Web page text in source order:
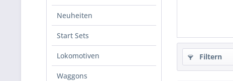
Neuheiten
Start Sets
Lokomotiven
Waggons
Filtern